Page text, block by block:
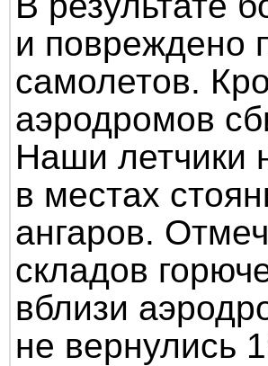
и повреждено
самолетов.
аэродромов
Наши летчики
в местах
ангаров.
складов
вблизи
не вернулись